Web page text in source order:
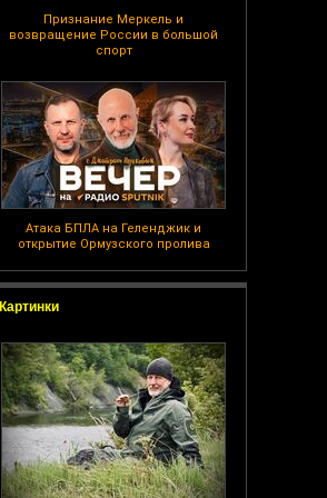
Признание Меркель и
возвращение России в большой
спорт
Атака БПЛА на Геленджик и
открытие Ормузского пролива
Картинки